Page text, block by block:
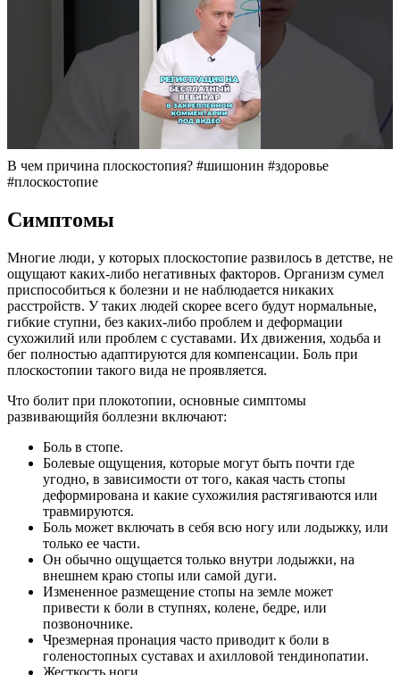
В чем причина плоскостопия? #шишонин #здоровье
#плоскостопие
Симптомы
Многие люди, у которых плоскостопие развилось в детстве, не
ощущают каких-либо негативных факторов. Организм сумел
приспособиться к болезни и не наблюдается никаких
расстройств. У таких людей скорее всего будут нормальные,
гибкие ступни, без каких-либо проблем и деформации
сухожилий или проблем с суставами. Их движения, ходьба и
бег полностью адаптируются для компенсации. Боль при
плоскостопии такого вида не проявляется.
Что болит при плокотопии, основные симптомы
развивающийя боллезни включают:
Боль в стопе.
Болевые ощущения, которые могут быть почти где
угодно, в зависимости от того, какая часть стопы
деформирована и какие сухожилия растягиваются или
травмируются.
Боль может включать в себя всю ногу или лодыжку, или
только ее части.
Он обычно ощущается только внутри лодыжки, на
внешнем краю стопы или самой дуги.
Измененное размещение стопы на земле может
привести к боли в ступнях, колене, бедре, или
позвоночнике.
Чрезмерная пронация часто приводит к боли в
голеностопных суставах и ахилловой тендинопатии.
Жесткость ноги.